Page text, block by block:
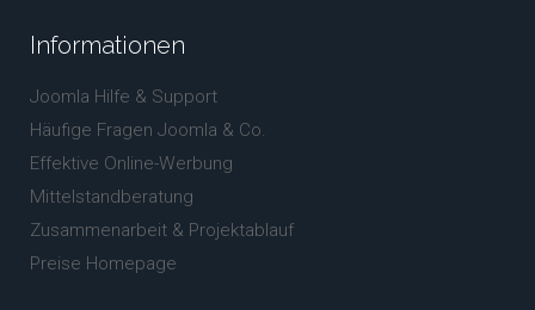
Informationen
Joomla Hilfe & Support
Häufige Fragen Joomla & Co.
Effektive Online-Werbung
Mittelstandberatung
Zusammenarbeit & Projektablauf
Preise Homepage